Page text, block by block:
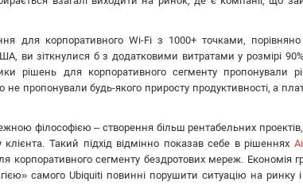
для корпоративного Wi-Fi з 1000+ точками,
зіткнулися б з додатковими витратами у розмірі 90%
рішень для корпоративного сегменту пропонували
пропонували будь-якого приросту продуктивності, а
філософією – створення більш рентабельних
Такий підхід відмінно показав себе в рішеннях
корпоративного сегменту бездротових мереж. Економія
самого Ubiquiti повинні порушити ситуацію на ринку